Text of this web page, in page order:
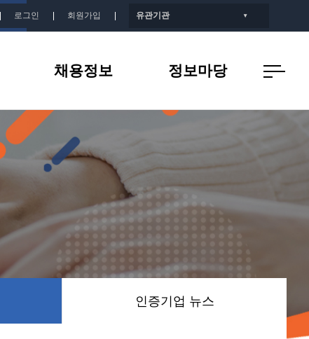
유관기관 ▼
회원가입
로그인
채용정보
인증기업 채용정보
정보마당
공지사항
인증기업 뉴스